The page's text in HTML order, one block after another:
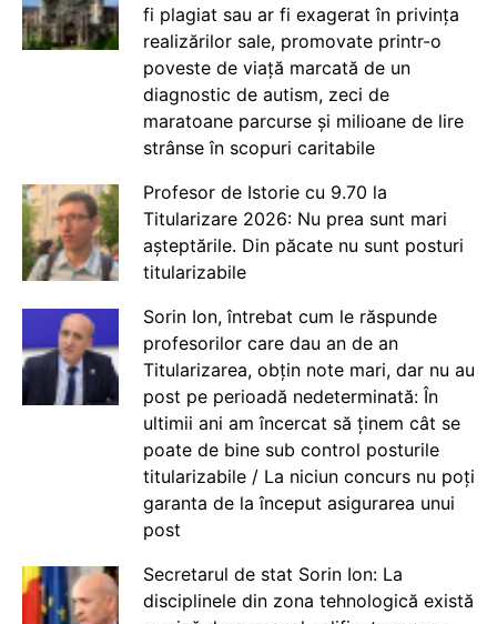
fi plagiat sau ar fi exagerat în privința
realizărilor sale, promovate printr-o
poveste de viață marcată de un
diagnostic de autism, zeci de
maratoane parcurse și milioane de lire
strânse în scopuri caritabile
Profesor de Istorie cu 9.70 la
Titularizare 2026: Nu prea sunt mari
așteptările. Din păcate nu sunt posturi
titularizabile
Sorin Ion, întrebat cum le răspunde
profesorilor care dau an de an
Titularizarea, obțin note mari, dar nu au
post pe perioadă nedeterminată: În
ultimii ani am încercat să ținem cât se
poate de bine sub control posturile
titularizabile / La niciun concurs nu poți
garanta de la început asigurarea unui
post
Secretarul de stat Sorin Ion: La
disciplinele din zona tehnologică există